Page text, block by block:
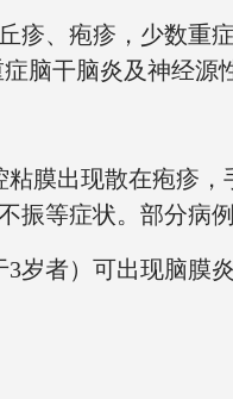
疹、疱疹，少数重
脑干脑炎及神经源
粘膜出现散在疱疹
等症状。部分病
3岁者）可出现脑膜